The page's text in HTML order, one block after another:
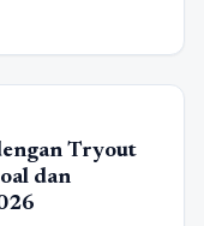
Tryout
dan